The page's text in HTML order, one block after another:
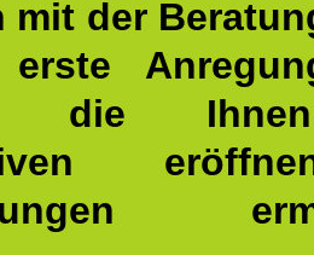
mit der
erste
die